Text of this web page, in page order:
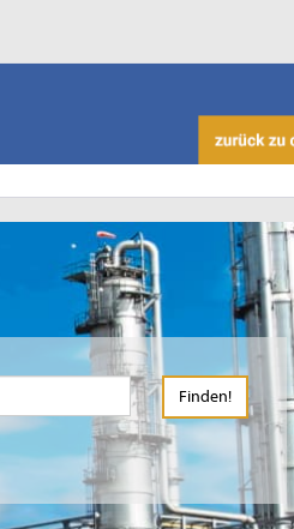
Finden!